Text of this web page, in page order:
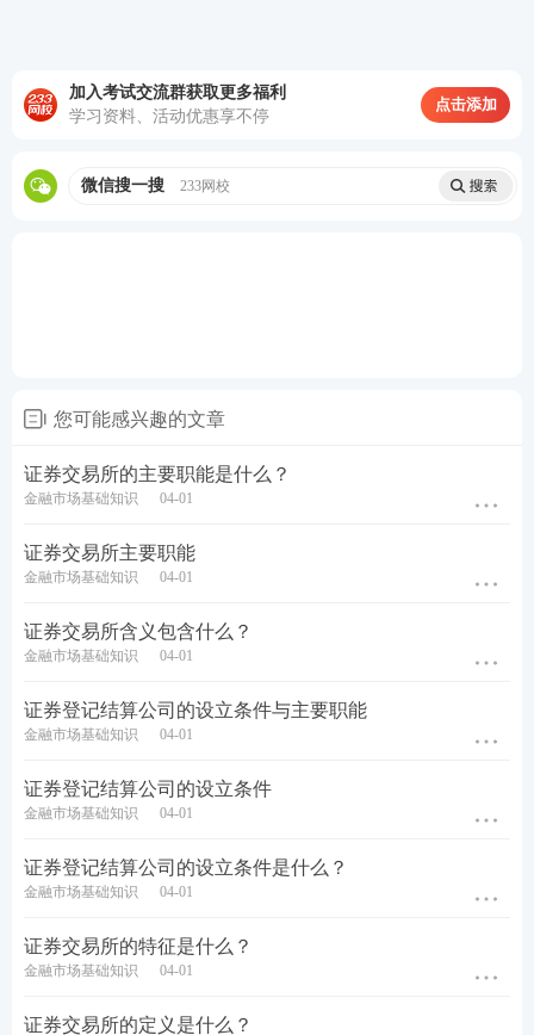
233wx】加入233网校备考大家庭，我们共同学习一起
证券报考：【 报考条件查询
考试推荐：【 干货笔记
教材内部资
料/题库会员免费领 】
战】【拍照/关键词搜题 】
加入考试交流群获取更多福利
学习资料、活动优惠享不停
点击添加
微信搜一搜 233网校
您可能感兴趣的文章
证券交易所的主要职能是什么？
金融市场基础知识 04-01
证券交易所主要职能
金融市场基础知识 04-01
证券交易所含义包含什么？
金融市场基础知识 04-01
证券登记结算公司的设立条件与主要职能
金融市场基础知识 04-01
证券登记结算公司的设立条件
金融市场基础知识 04-01
证券登记结算公司的设立条件是什么？
金融市场基础知识 04-01
证券交易所的特征是什么？
金融市场基础知识 04-01
证券交易所的定义是什么？